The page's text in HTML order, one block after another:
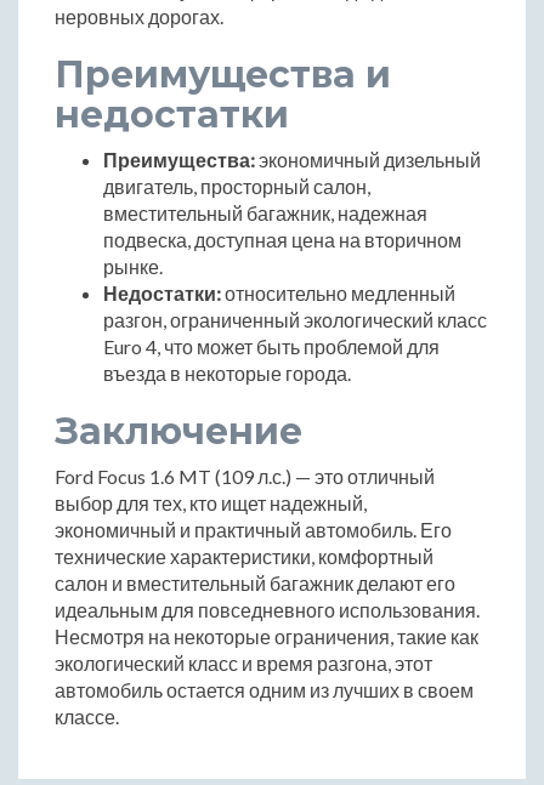
неровных дорогах.
Преимущества и
недостатки
Преимущества:экономичный дизельный
двигатель, просторный салон,
вместительный багажник, надежная
подвеска, доступная цена на вторичном
рынке.
Недостатки:относительно медленный
разгон, ограниченный экологический класс
Euro 4, что может быть проблемой для
въезда в некоторые города.
Заключение
Ford Focus 1.6 MT (109 л.с.) — это отличный
выбор для тех, кто ищет надежный,
экономичный и практичный автомобиль. Его
технические характеристики, комфортный
салон и вместительный багажник делают его
идеальным для повседневного использования.
Несмотря на некоторые ограничения, такие как
экологический класс и время разгона, этот
автомобиль остается одним из лучших в своем
классе.